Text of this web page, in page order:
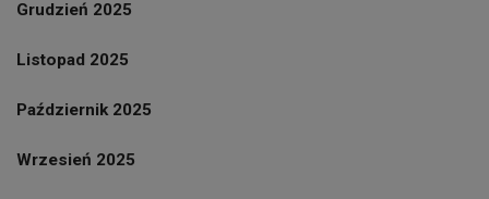
Grudzień 2025
Listopad 2025
Październik 2025
Wrzesień 2025